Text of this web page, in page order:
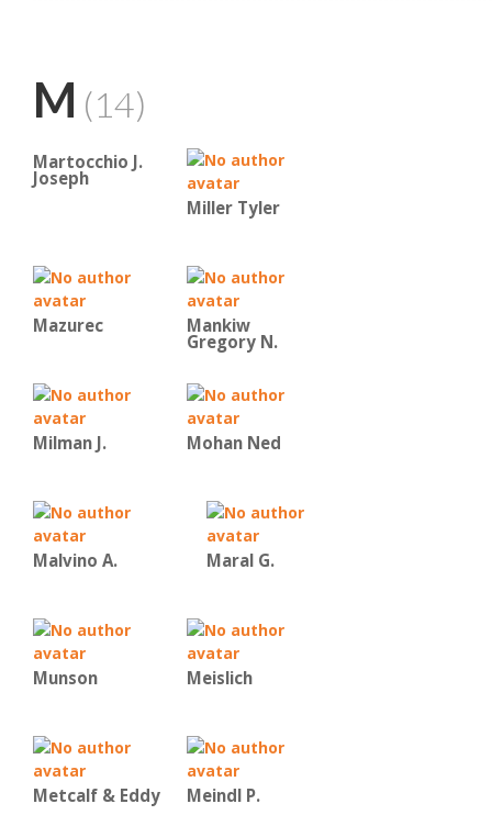
M (14)
Martocchio J.
Joseph
Miller Tyler
Mazurec Mankiw
Gregory N.
Milman J. Mohan Ned
Malvino Α. Maral G.
Munson Meislich
Metcalf & Eddy Meindl P.